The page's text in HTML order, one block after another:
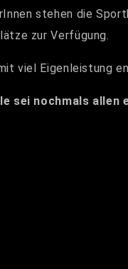
stehen die
zur Verfügung.
viel Eigenleistung
sei nochmals